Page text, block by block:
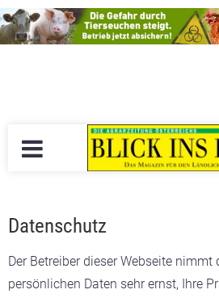
Datenschutz
Der Betreiber dieser Webseite nimmt
persönlichen Daten sehr ernst, Ihre